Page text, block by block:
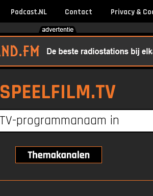
Podcast.NL Contact Privacy &
SPEELFILM.TV